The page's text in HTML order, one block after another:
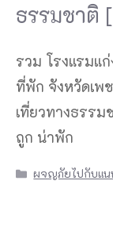
ธรรมชาติ
รวม โรงแรมแ
ที่พัก จังหวัดเพ
เที่ยวทางธรร
ถูก น่าพัก
Categories
ผจญภัยไปกับแ